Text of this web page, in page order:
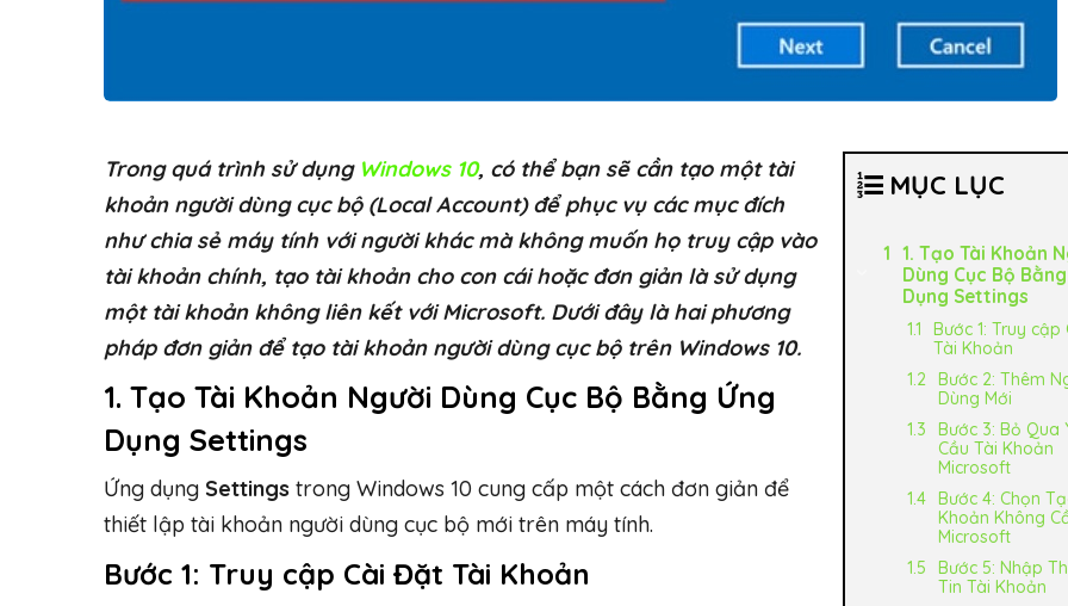
MỤC LỤC
1. Tạo Tài Khoản
Dùng Cục Bộ
Dụng Settings
Bước 1: Truy
Tài Khoản
Bước 2: Thêm
Dùng Mới
Bước 3: Bỏ Qua
Cầu Tài Khoản
Microsoft
Bước 4: Chọn
Khoản Không
Microsoft
Bước 5: Nhập
Tin Tài Khoản
Trong quá trình sử dụng Windows 10, có thể bạn sẽ cần tạo một tài
khoản người dùng cục bộ (Local Account) để phục vụ các mục đích
như chia sẻ máy tính với người khác mà không muốn họ truy cập vào
tài khoản chính, tạo tài khoản cho con cái hoặc đơn giản là sử dụng
một tài khoản không liên kết với Microsoft. Dưới đây là hai phương
pháp đơn giản để tạo tài khoản người dùng cục bộ trên Windows 10.
1. Tạo Tài Khoản Người Dùng Cục Bộ Bằng Ứng
Dụng Settings
Ứng dụng Settings trong Windows 10 cung cấp một cách đơn giản để
thiết lập tài khoản người dùng cục bộ mới trên máy tính.
Bước 1: Truy cập Cài Đặt Tài Khoản